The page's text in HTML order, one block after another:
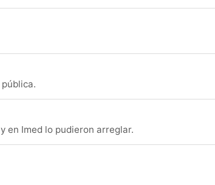
en Imed lo pudieron arreglar.